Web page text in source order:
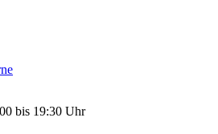
bis 19:30 Uhr